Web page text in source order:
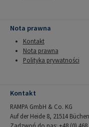
Nota prawna
Kontakt
Nota prawna
Polityka prywatności
Kontakt
RAMPA GmbH & Co. KG
Auf der Heide 8, 21514
Zadzwoń do nas: +48 (0) 468